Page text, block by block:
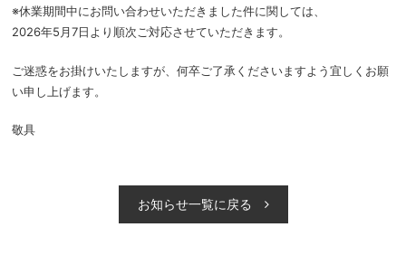
※休業期間中にお問い合わせいただきました件に関しては、
2026年5月7日より順次ご対応させていただきます。
ご迷惑をお掛けいたしますが、何卒ご了承くださいますよう宜しくお願
い申し上げます。
敬具
お知らせ一覧に戻る